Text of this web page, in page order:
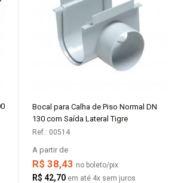
COMPRAR
Bocal para Calha de Piso Normal DN
130 com Saída Lateral Tigre
Ref.: 00514
A partir de
R$ 38,43 no boleto/pix
R$ 42,70 em até 4x sem juros